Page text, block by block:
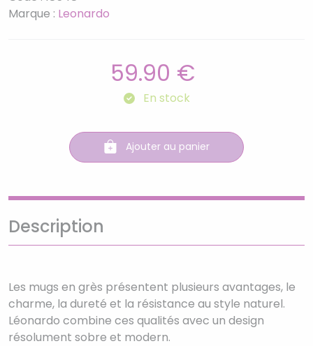
Marque : Leonardo
59.90 €
En stock
Ajouter au panier
Description
Les mugs en grès présentent plusieurs avantages, le
charme, la dureté et la résistance au style naturel.
Léonardo combine ces qualités avec un design
résolument sobre et modern.